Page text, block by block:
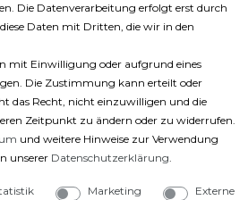
Die Datenverarbeitung erfolgt erst durch
Daten mit Dritten, die wir in den
mit Einwilligung oder aufgrund eines
Die Zustimmung kann erteilt oder
das Recht, nicht einzuwilligen und die
Zeitpunkt zu ändern oder zu widerrufen.
und weitere Hinweise zur Verwendung
unserer Daten­schutz­erklärung.
Marketing Externe